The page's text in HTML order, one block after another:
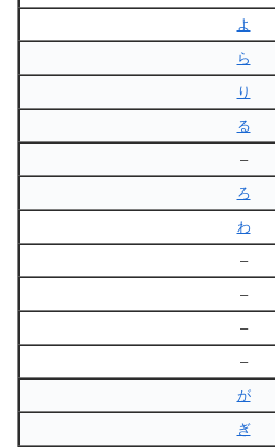
よ
ら
り
る
–
ろ
わ
–
–
–
–
が
ぎ